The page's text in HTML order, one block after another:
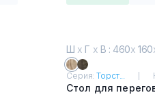
Ш х Г х В : 460х 160
Серия:Торст...
Стол для